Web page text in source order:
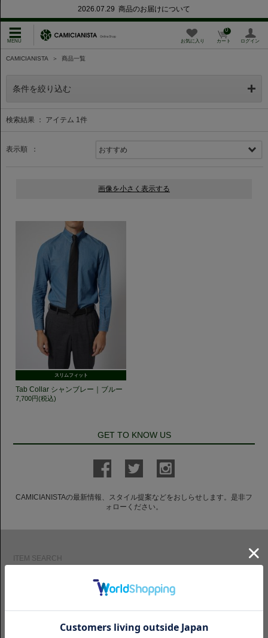
2026.07.29 商品のお届けについて
お気に入り カート
0
ログイン
CAMICIANISTA ＞ 商品一覧
条件を絞り込む
検索結果 ： アイテム 1件
表示順 ：
スリムフィット
Tab Collar シャンブレー｜ブルー
7,700円(税込)
GET TO KNOW US
CAMICIANISTAの最新情報、スタイル提案などをおしらせします。是非フ
ォローください。
ITEM SEARCH
・レギュラーフィット
カジュアルフィット
・タイトフィット
・ネクタイすべて